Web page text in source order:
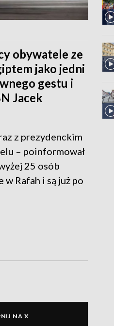
obywatele ze
jako jedni
gestu i
Jacek
z prezydenckim
– poinformował
25 osób
Rafah i są już po
NA X